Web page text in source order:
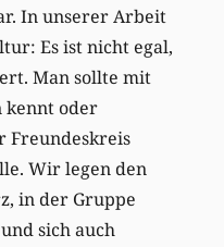
In unserer Arbeit
Es ist nicht egal,
Man sollte mit
kennt oder
Freundeskreis
Wir legen den
in der Gruppe
sich auch